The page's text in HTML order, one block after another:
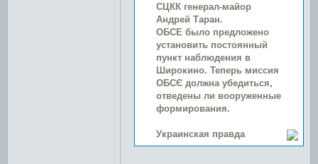
СЦКК генерал-майор
Андрей Таран.
ОБСЕ было предложено
установить постоянный
пункт наблюдения в
Широкино. Теперь миссия
ОБСЄ должна убедиться,
отведены ли вооруженные
формирования.
Украинская правда